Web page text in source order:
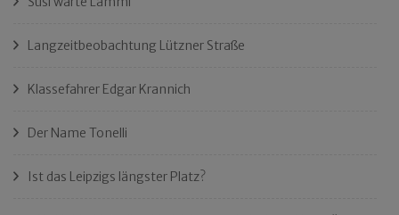
Langzeitbeobachtung Lützner Straße
Klassefahrer Edgar Krannich
Der Name Tonelli
Ist das Leipzigs längster Platz?